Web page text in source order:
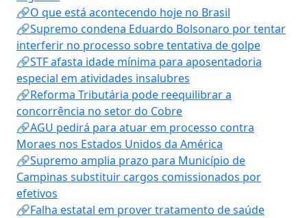
🔗O que está acontecendo hoje no Brasil
🔗Supremo condena Eduardo Bolsonaro por tentar
interferir no processo sobre tentativa de golpe
🔗STF afasta idade mínima para aposentadoria
especial em atividades insalubres
🔗Reforma Tributária pode reequilibrar a
concorrência no setor do Cobre
🔗AGU pedirá para atuar em processo contra
Moraes nos Estados Unidos da América
🔗Supremo amplia prazo para Município de
Campinas substituir cargos comissionados por
efetivos
🔗Falha estatal em prover tratamento de saúde